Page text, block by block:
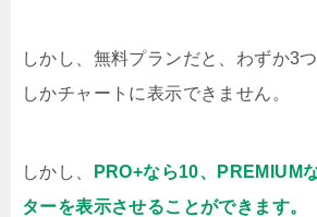
しかし、無料プランだと、わずか3
しかチャートに表示できません。
しかし、
PRO+なら10、PREMIUM
ターを表示させることができます。